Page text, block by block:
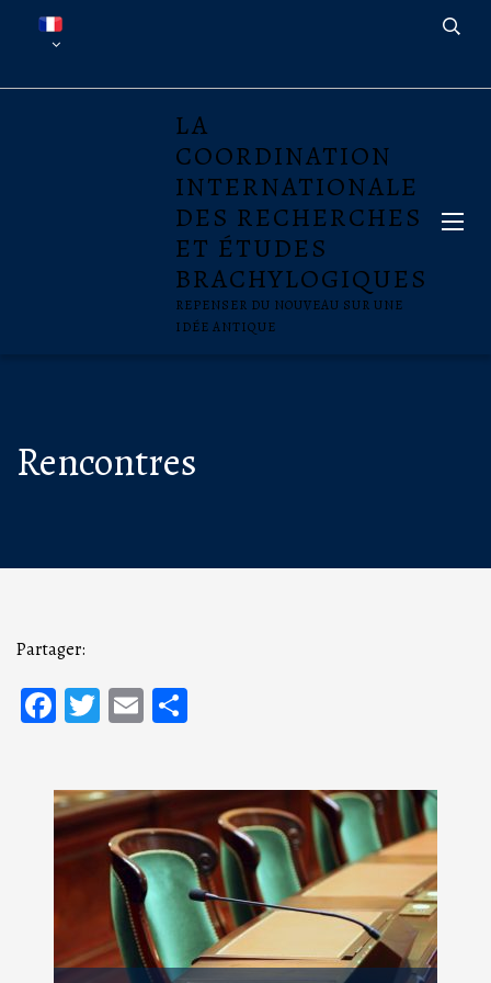
LA
COORDINATION
INTERNATIONALE
DES RECHERCHES
ET ÉTUDES
BRACHYLOGIQUES
REPENSER DU NOUVEAU SUR UNE
IDÉE ANTIQUE
Rencontres
Partager:
Facebook
Twitter
Email